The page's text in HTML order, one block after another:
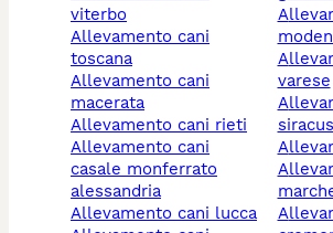
viterbo
allevamento cani
toscana
allevamento cani
macerata
allevamento cani rieti
allevamento cani
casale monferrato
alessandria
allevamento cani lucca
allevamento cani
allevamento cani
varese
allevamento cani
allevamento cani
allevamento cani